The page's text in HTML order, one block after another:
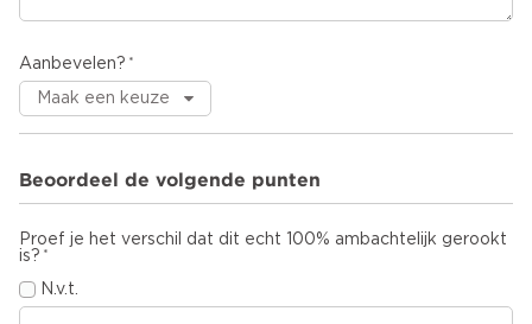
Aanbevelen?
Beoordeel de volgende punten
Proef je het verschil dat dit echt 100% ambachtelijk gerookt
is?
N.v.t.